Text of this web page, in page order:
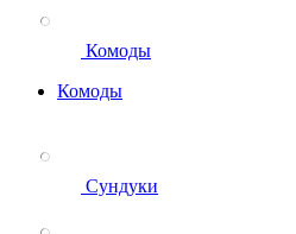
Комоды
Комоды
Сундуки